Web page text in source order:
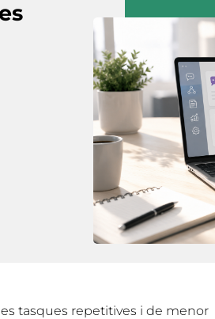
tasques repetitives i de menor